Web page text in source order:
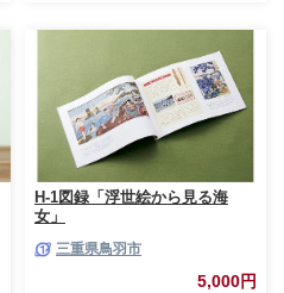
H-1図録「浮世絵から見る海
女」
三重県鳥羽市
5,000円